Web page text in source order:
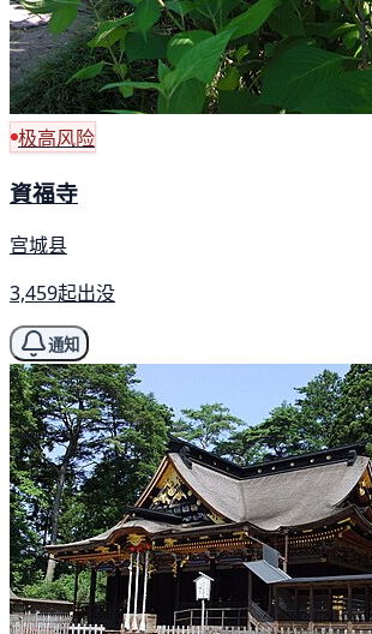
极高风险
資福寺
宫城县
3,459起出没
通知